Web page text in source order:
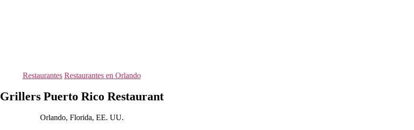
Categorías
Restaurantes Restaurantes en Orlando
Grillers Puerto Rico Restaurant
Orlando, Florida, EE. UU.